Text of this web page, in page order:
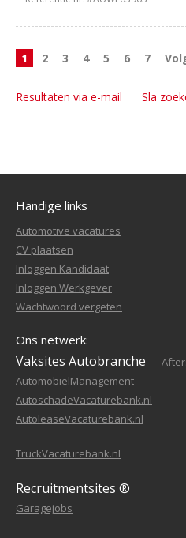
1 2 3 4 5 6 7
Resultaten via e-mail Sla
Handige links
Automotive vacatures
CV plaatsen
Inloggen Kandidaat
Inloggen Werkgever
Wachtwoord vergeten
Ons netwerk:
Vaksites Autobranche
AutomobielManagement
AutoschadeVacaturebank.nl
AutoleaseVacaturebank.nl
TruckVacaturebank.nl
Recruitmentsites ®
Garagejobs